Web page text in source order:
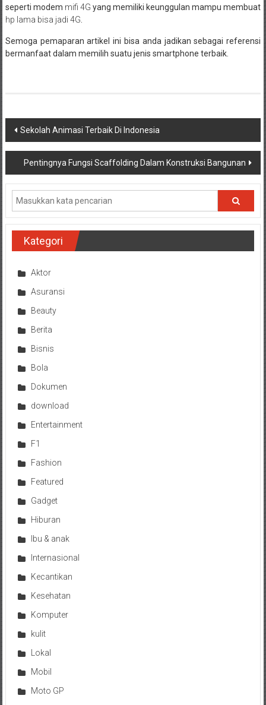
seperti modem mifi 4G yang memiliki keunggulan mampu membuat
hp lama bisa jadi 4G
Semoga pemaparan artikel ini bisa anda jadikan sebagai referensi
bermanfaat dalam memilih suatu jenis smartphone terbaik.
Navigasi
pos
Sekolah Animasi Terbaik Di Indonesia
Pentingnya Fungsi Scaffolding Dalam Konstruksi Bangunan
Kategori
Aktor
Asuransi
Beauty
Berita
Bisnis
Bola
Dokumen
download
Entertainment
F1
Fashion
Featured
Gadget
Hiburan
Ibu & anak
Internasional
Kecantikan
Kesehatan
Komputer
kulit
Lokal
Mobil
Moto GP